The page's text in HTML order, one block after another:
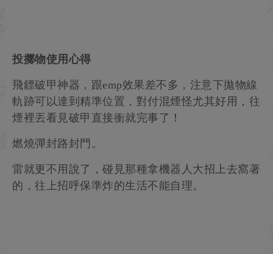
投擲物使用心得
飛鏢破甲神器，跟emp效果差不多，注意下拋物線
軌跡可以達到精準位置，對付混煙怪尤其好用，往
煙裡丟看見破甲直接衝就完事了！
燃燒彈封路封門。
雷就更不用說了，碰見那種拿機器人大招上去窩著
的，往上招呼保準炸的生活不能自理。